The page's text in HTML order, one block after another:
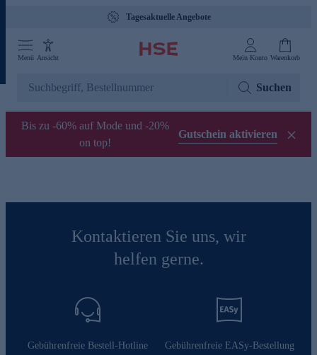
Tagesaktuelle Angebote
Menü Ansicht Mein Konto Warenkorb
Suchen
Bis zu -60% auf Mode und -20%
on top!
Gutschein aktivieren
Kontaktieren Sie uns, wir
helfen gerne.
Gebührenfreie Bestell-Hotline Gebührenfreie EASy-Bestellung